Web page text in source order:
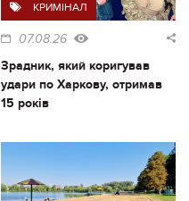
КРИМІНАЛ
07.08.26
Зрадник, який коригував
удари по Харкову, отримав
15 років